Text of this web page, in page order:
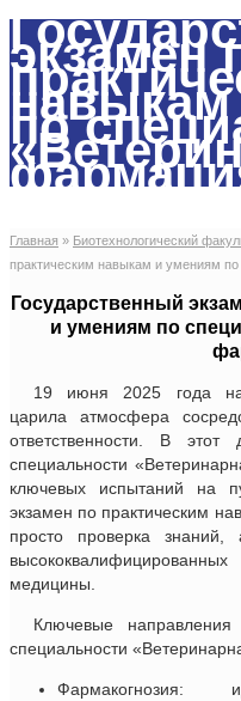
экзамен
по
Главная » Биотехнологический
практическим навыкам и умениям
Государственный
и умениям по
19 июня 2025 года на
царила атмосфера
ответственности. В этот
специальности
ключевых испытаний на
экзамен по практическим
просто проверка
медицины.
Ключевые
специальности
Фармакогнозия: